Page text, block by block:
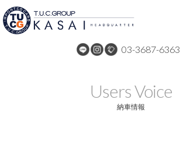
03-3687-6363
Users Voice
納車情報